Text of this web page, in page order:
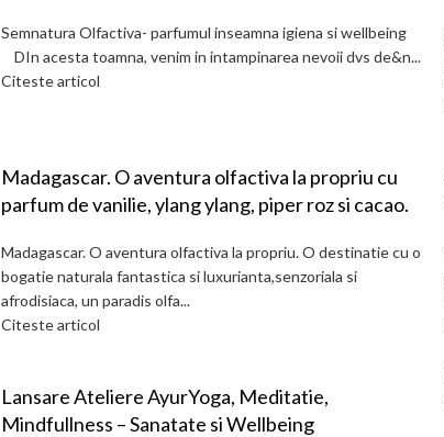
Semnatura Olfactiva- parfumul inseamna igiena si wellbeing
DIn acesta toamna, venim in intampinarea nevoii dvs de&n...
Citeste articol
Madagascar. O aventura olfactiva la propriu cu
parfum de vanilie, ylang ylang, piper roz si cacao.
Madagascar. O aventura olfactiva la propriu. O destinatie cu o
bogatie naturala fantastica si luxurianta,senzoriala si
afrodisiaca, un paradis olfa...
Citeste articol
Lansare Ateliere AyurYoga, Meditatie,
Mindfullness – Sanatate si Wellbeing